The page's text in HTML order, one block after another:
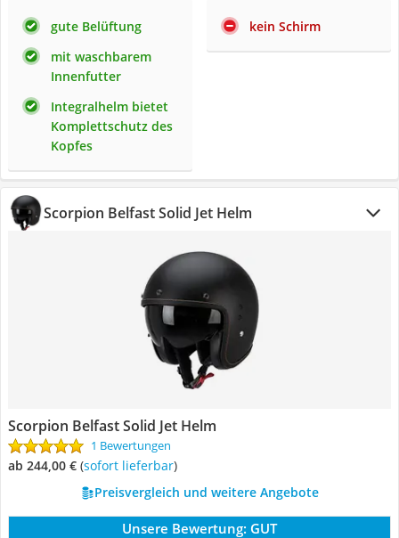
gute Belüftung
mit waschbarem
Innenfutter
Integralhelm bietet
Komplettschutz des
Kopfes
kein Schirm
Scorpion Belfast Solid Jet Helm
Scorpion Belfast Solid Jet Helm
1 Bewertungen
ab 244,00 € ( Sofort lieferbar)
Preisvergleich und weitere Angebote
Unsere Bewertung: GUT